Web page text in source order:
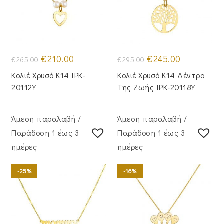
€265.00 Original
price
was:
€265.00.
€210.00
τιμή
είναι:
Κολιέ Χρυσό Κ14 IPK-
20112Y
€295.00 Original
price
was:
€295.00.
€245.00
τιμή
είναι:
€245.00.
Κολιέ Χρυσό Κ14 Δέντρο
Της Ζωής IPK-20118Y
Άμεση παραλαβή /
Παράδoση 1 έως 3
ημέρες
-25%
Άμεση παραλαβή /
Παράδoση 1 έως 3
ημέρες
-16%